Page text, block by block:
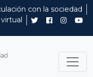
con la sociedad